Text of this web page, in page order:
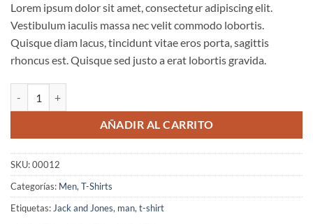
base a
valoraciones
de
clientes
original
era:
$29.00.
actual
es:
$29.00.
Lorem ipsum dolor sit amet, consectetur adipiscing elit.
Vestibulum iaculis massa nec velit commodo lobortis.
Quisque diam lacus, tincidunt vitae eros porta, sagittis
rhoncus est. Quisque sed justo a erat lobortis gravida.
AÑADIR AL CARRITO
SKU:00012
Categorías: Men, T-Shirts
Etiquetas: Jack and Jones, man, t-shirt